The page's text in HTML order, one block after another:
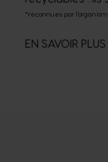
*reconnues par
EN SAVOIR PLUS